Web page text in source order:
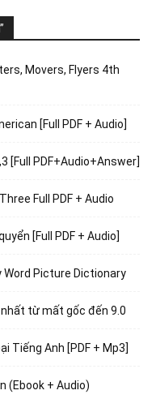
Movers, Flyers 4th
[Full PDF + Audio]
[Full PDF+Audio+Answer]
Full PDF + Audio
[Full PDF + Audio]
Word Picture Dictionary
nhất từ mất gốc đến 9.0
Tiếng Anh [PDF + Mp3]
(Ebook + Audio)